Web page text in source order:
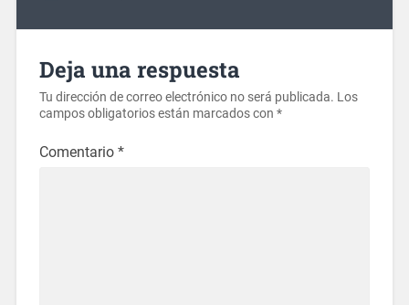
Deja una respuesta
Tu dirección de correo electrónico no será publicada. Los
campos obligatorios están marcados con *
Comentario *